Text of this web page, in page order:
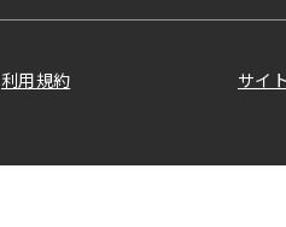
利用規約 サイ